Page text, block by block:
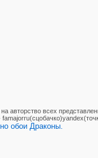
авторство всех
обои Драконы.